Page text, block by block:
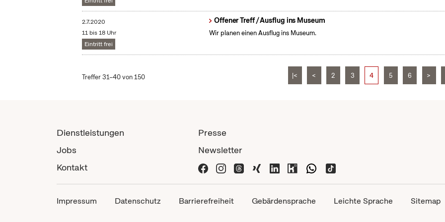
2.7.2020
11 bis 18 Uhr
Eintritt frei
Offener Treff / Ausflug ins Museum
Wir planen einen Ausflug ins Museum.
Treffer 31–40 von 150 |< < 2 3 4 5 6 >
Dienstleistungen
Jobs
Kontakt
Presse
Newsletter
Impressum Datenschutz Barrierefreiheit Gebärdensprache Leichte Sprache Sitemap